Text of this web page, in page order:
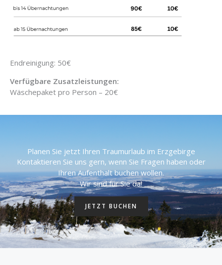
Endreinigung: 50€
Verfügbare Zusatzleistungen:
Wäschepaket pro Person – 20€
Planen Sie jetzt Ihren Traumurlaub im Erzgebirge
Kontaktieren Sie uns gern, wenn Sie Fragen haben oder
Ihren Aufenthalt buchen wollen.
Wir sind für Sie da!
JETZT BUCHEN